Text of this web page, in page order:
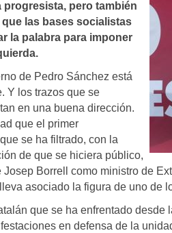
progresista, pero también
que las bases socialistas
la palabra para imponer
de Pedro Sánchez está
Y los trazos que se
en una buena dirección.
que el primer
se ha filtrado, con la
de que se hiciera público,
Josep Borrell como ministro de
asociado la figura de uno de
que se ha enfrentado
en defensa de la